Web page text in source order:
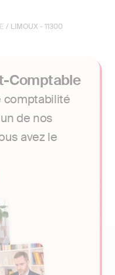
/ LIMOUX - 11300
Comptable
comptabilité
de nos
avez le